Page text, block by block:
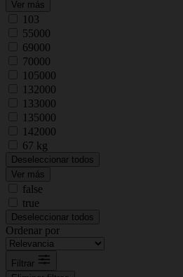
Ver más
103
55000
69000
70000
105000
132000
133000
135000
142000
67 kg
Deseleccionar todos
Ver más
false
true
Deseleccionar todos
Ordenar por
Filtrar